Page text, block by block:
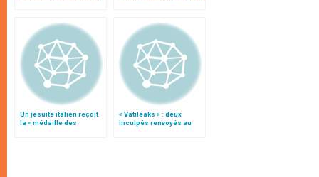
Un jésuite italien reçoit
la « médaille des
« Vatileaks » : deux
inculpés renvoyés au